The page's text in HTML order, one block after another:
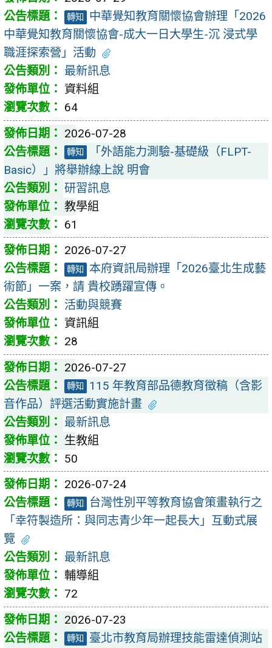
轉知
中華覺知教育關懷協會辦理「2026
中華覺知教育關懷協會-成大一日大學生-沉 浸式學
職涯探索營」活動
最新訊息
資料組
64
2026-07-28
轉知
「外語能力測驗-基礎級（FLPT-
Basic）」將舉辦線上說 明會
研習訊息
教學組
61
2026-07-27
轉知
本府資訊局辦理「2026臺北生成藝
術節」一案，請 貴校踴躍宣傳。
活動與競賽
資訊組
28
2026-07-27
轉知
115 年教育部品德教育徵稿（含影
音作品）評選活動實施計畫
最新訊息
生教組
50
2026-07-24
轉知
台灣性別平等教育協會策畫執行之
「幸符製造所：與同志青少年一起長大」互動式展
覽
最新訊息
輔導組
72
2026-07-23
轉知
臺北市教育局辦理技能雷達偵測站